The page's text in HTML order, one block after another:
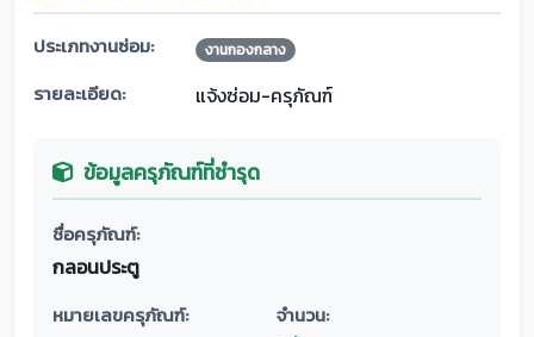
ประเภทงานซ่อม: งานกองกลาง
รายละเอียด: แจ้งซ่อม-ครุภัณฑ์
ข้อมูลครุภัณฑ์ที่ชำรุด
ชื่อครุภัณฑ์:
กลอนประตู
หมายเลขครุภัณฑ์: จำนวน: